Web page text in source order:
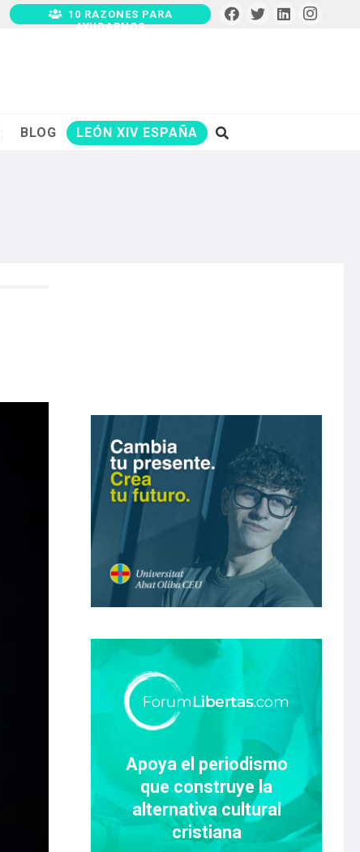
10 RAZONES PARA
AYUDARNOS
BLOG LEÓN XIV ESPAÑA
Apoya el periodismo
que construye la
alternativa cultural
cristiana